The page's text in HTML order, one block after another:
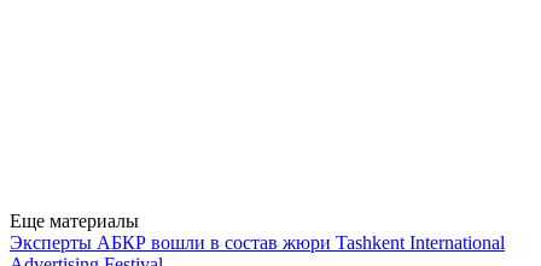
Еще материалы
Эксперты АБКР вошли в состав жюри Tashkent International